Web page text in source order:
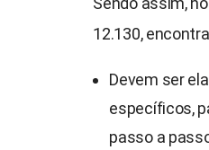
12.130,
Devem ser
específicos,
passo a